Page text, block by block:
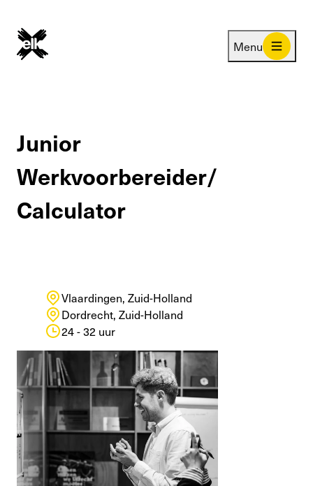
Menu
Junior
Werkvoorbereider/
Calculator
Vlaardingen, Zuid-Holland
Dordrecht, Zuid-Holland
24 - 32 uur